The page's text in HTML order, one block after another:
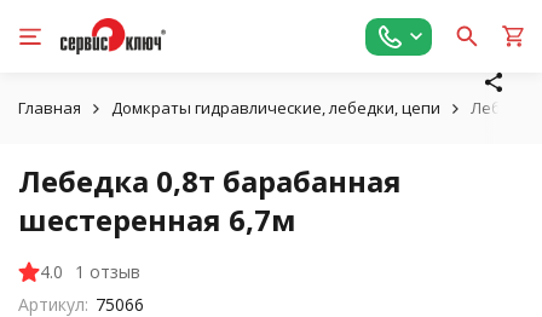
Главная Домкраты гидравлические, лебедки, цепи Лебедка
Лебедка 0,8т барабанная
шестеренная 6,7м
4.0
1 отзыв
Артикул: 75066